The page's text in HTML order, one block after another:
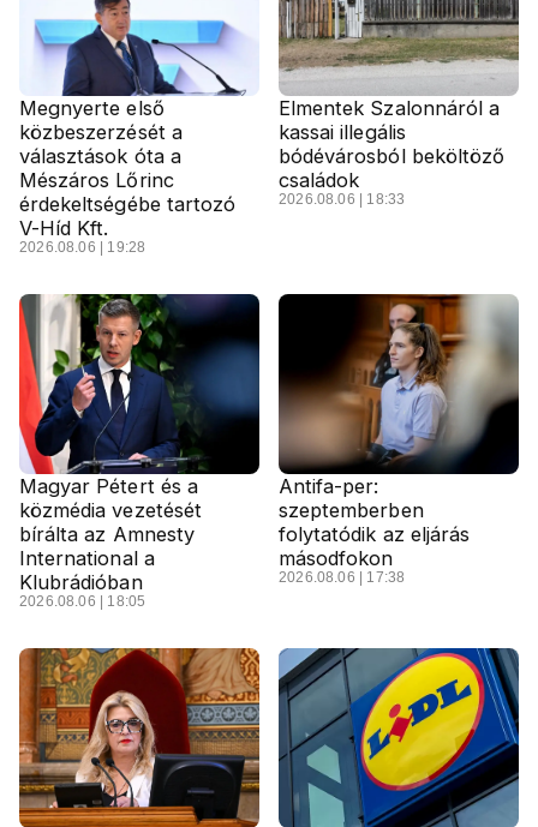
Megnyerte első
közbeszerzését a
választások óta a
Mészáros Lőrinc
érdekeltségébe tartozó
V-Híd Kft.
2026.08.06 | 19:28
Elmentek Szalonnáról a
kassai illegális
bódévárosból beköltöző
családok
2026.08.06 | 18:33
Magyar Pétert és a
közmédia vezetését
bírálta az Amnesty
International a
Klubrádióban
2026.08.06 | 18:05
Antifa-per:
szeptemberben
folytatódik az eljárás
másodfokon
2026.08.06 | 17:38